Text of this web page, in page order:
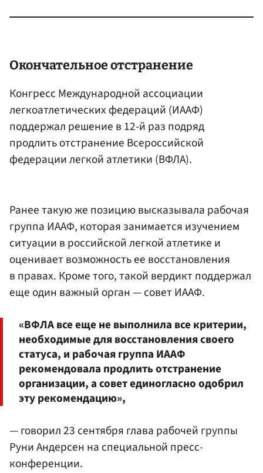
Окончательное отстранение
Конгресс Международной ассоциации
легкоатлетических федераций (ИААФ)
поддержал решение в 12-й раз подряд
продлить отстранение Всероссийской
федерации легкой атлетики (ВФЛА).
Ранее такую же позицию высказывала рабочая
группа ИААФ, которая занимается изучением
ситуации в российской легкой атлетике и
оценивает возможность ее восстановления
в правах. Кроме того, такой вердикт поддержал
еще один важный орган — совет ИААФ.
«ВФЛА все еще не выполнила все критерии,
необходимые для восстановления своего
статуса, и рабочая группа ИААФ
рекомендовала продлить отстранение
организации, а совет единогласно одобрил
эту рекомендацию»,
— говорил 23 сентября глава рабочей группы
Руни Андерсен на специальной пресс-
конференции.